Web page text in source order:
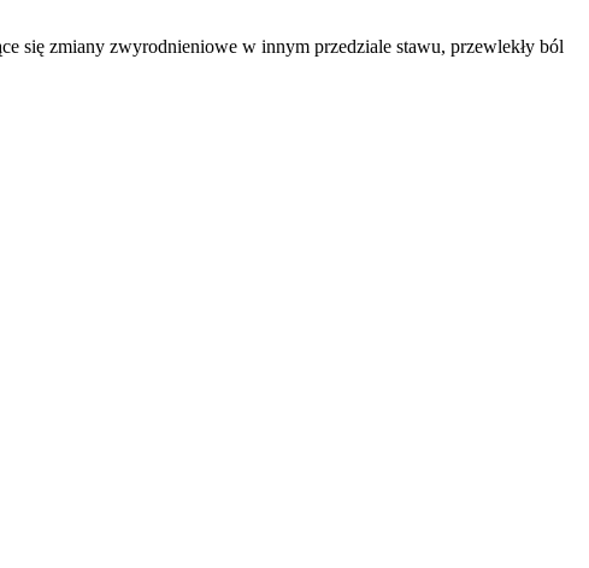
się zmiany zwyrodnieniowe w innym przedziale stawu, przewlekły ból